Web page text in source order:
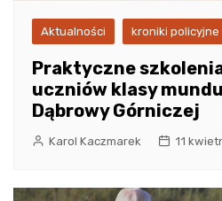
Aktualności kroniki policyjne
Praktyczne
uczniów klasy
Dąbrowy Górniczej
Karol Kaczmarek 11